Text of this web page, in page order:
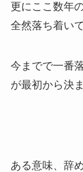
更にここ数年
全然落ち着い
今までで一番
が最初から決
ある意味、辞